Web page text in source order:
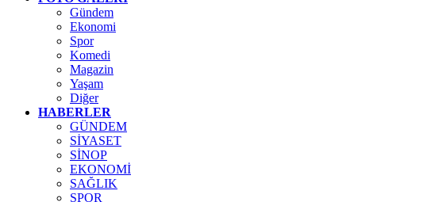
Gündem
Ekonomi
Spor
Komedi
Magazin
Yaşam
Diğer
HABERLER
GÜNDEM
SİYASET
SİNOP
EKONOMİ
SAĞLIK
SPOR